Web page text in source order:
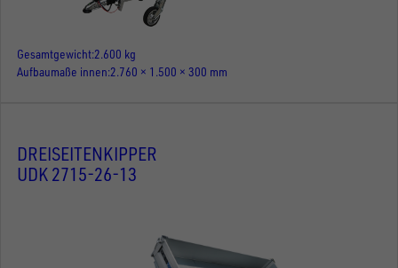
Gesamtgewicht 2.600 kg
Aufbaumaße innen 2.760 × 1.500 × 300 mm
DREISEITENKIPPER
UDK 2715-26-13